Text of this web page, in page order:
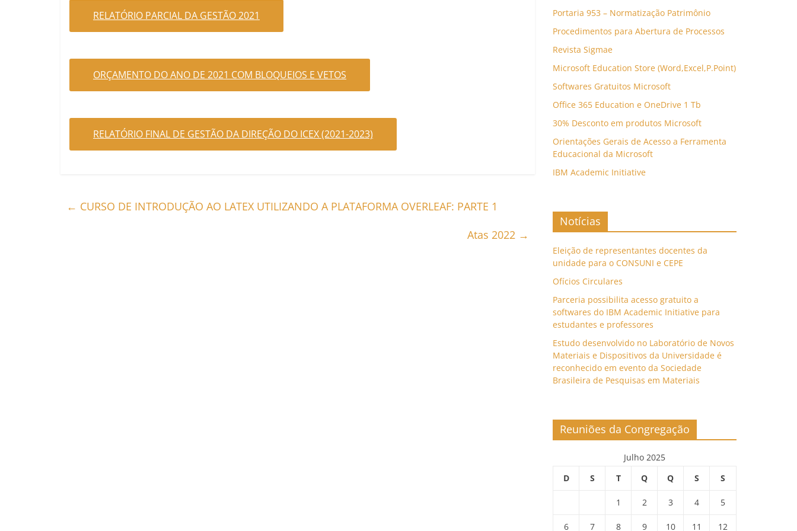
RELATÓRIO PARCIAL DA GESTÃO 2021
ORÇAMENTO DO ANO DE 2021 COM BLOQUEIOS E VETOS
RELATÓRIO FINAL DE GESTÃO DA DIREÇÃO DO ICEX (2021-2023)
← CURSO DE INTRODUÇÃO AO LATEX UTILIZANDO A PLATAFORMA OVERLEAF: PARTE 1
Atas 2022 →
Portaria 953 – Normatização Patrimônio
Procedimentos para Abertura de Processos
Revista Sigmae
Microsoft Education Store (Word,Excel,P.Point)
Softwares Gratuitos Microsoft
Office 365 Education e OneDrive 1 Tb
30% Desconto em produtos Microsoft
Orientações Gerais de Acesso a Ferramenta
Educacional da Microsoft
IBM Academic Initiative
Notícias
Eleição de representantes docentes da
unidade para o CONSUNI e CEPE
Ofícios Circulares
Parceria possibilita acesso gratuito a
softwares do IBM Academic Initiative para
estudantes e professores
Estudo desenvolvido no Laboratório de Novos
Materiais e Dispositivos da Universidade é
reconhecido em evento da Sociedade
Brasileira de Pesquisas em Materiais
Reuniões da Congregação
Julho 2025
D
S T Q Q S S
1 2 3 4 5
6 7 8 9 10 11 12